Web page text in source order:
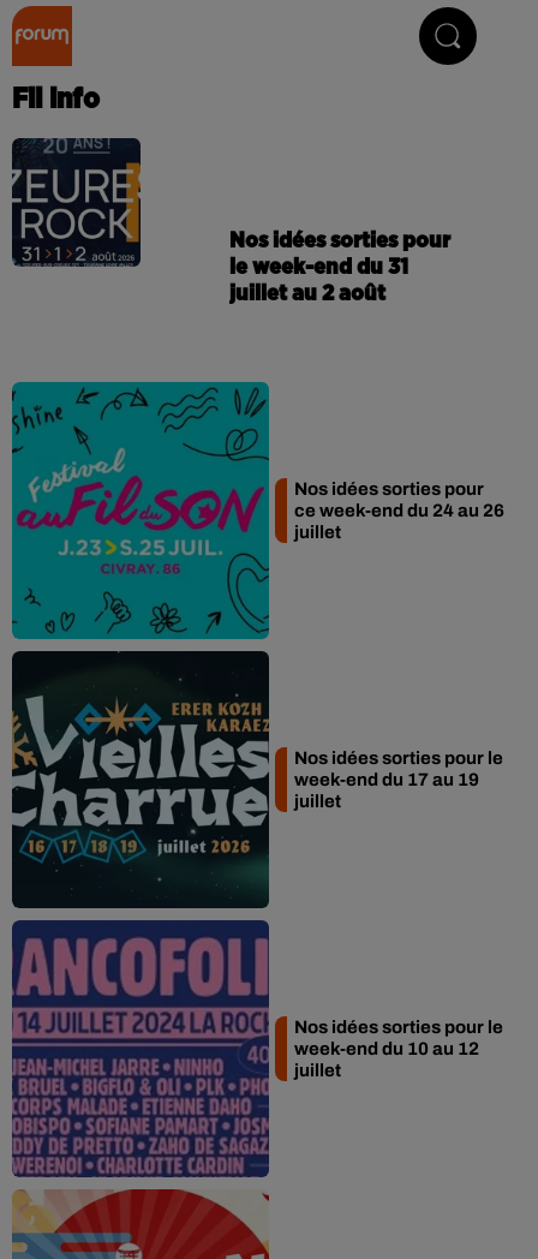
Fil info
Nos idées sorties pour
le week-end du 31
juillet au 2 août
Nos idées sorties pour
ce week-end du 24 au 26
juillet
Nos idées sorties pour le
week-end du 17 au 19
juillet
Nos idées sorties pour le
week-end du 10 au 12
juillet